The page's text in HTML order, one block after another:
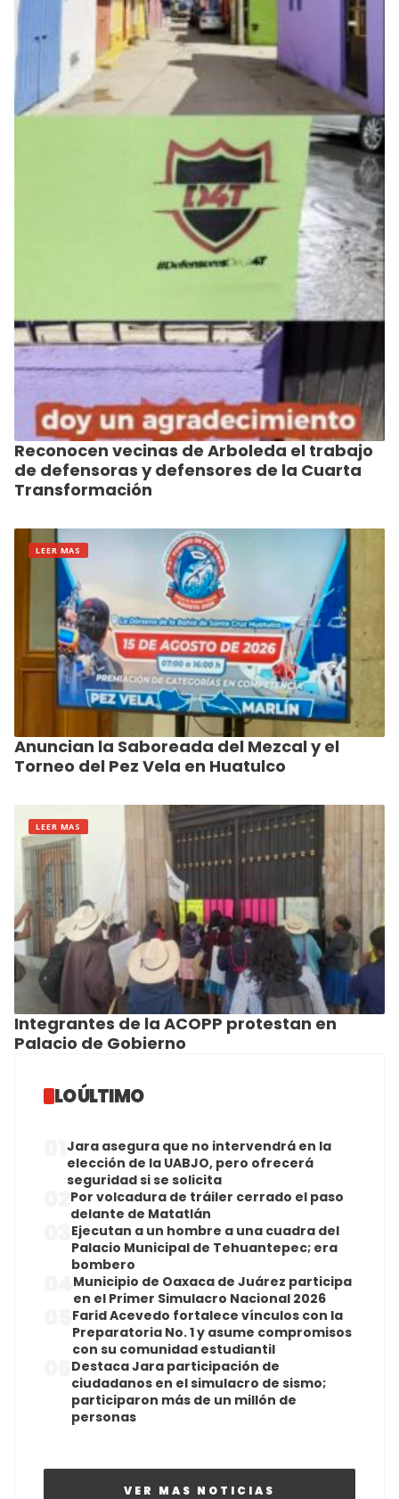
Reconocen vecinas de Arboleda el trabajo
de defensoras y defensores de la Cuarta
Transformación
LEER MAS
Anuncian la Saboreada del Mezcal y el
Torneo del Pez Vela en Huatulco
LEER MAS
Integrantes de la ACOPP protestan en
Palacio de Gobierno
LO ÚLTIMO
Jara asegura que no intervendrá en la
elección de la UABJO, pero ofrecerá
seguridad si se solicita
Por volcadura de tráiler cerrado el paso
delante de Matatlán
Ejecutan a un hombre a una cuadra del
Palacio Municipal de Tehuantepec; era
bombero
Municipio de Oaxaca de Juárez participa
en el Primer Simulacro Nacional 2026
Farid Acevedo fortalece vínculos con la
Preparatoria No. 1 y asume compromisos
con su comunidad estudiantil
Destaca Jara participación de
ciudadanos en el simulacro de sismo;
participaron más de un millón de
personas
VER MAS NOTICIAS